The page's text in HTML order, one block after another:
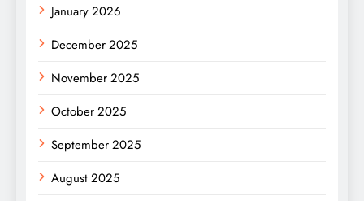
January 2026
December 2025
November 2025
October 2025
September 2025
August 2025